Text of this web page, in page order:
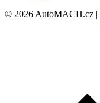
© 2026 AutoMACH.cz |